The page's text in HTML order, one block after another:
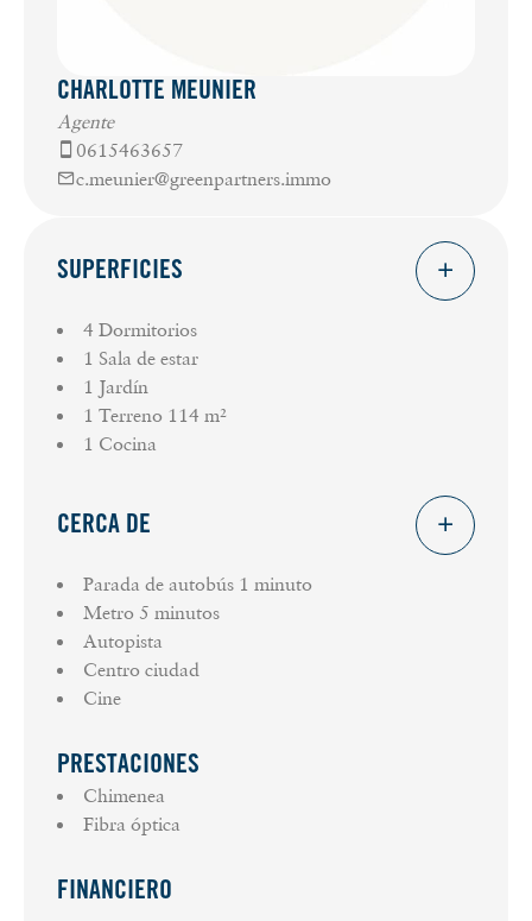
CHARLOTTE MEUNIER
Agente
0615463657
c.meunier@greenpartners.immo
SUPERFICIES
4 Dormitorios
1 Sala de estar
1 Jardín
1 Terreno 114 m²
1 Cocina
CERCA DE
Parada de autobús 1 minuto
Metro 5 minutos
Autopista
Centro ciudad
Cine
PRESTACIONES
Chimenea
Fibra óptica
FINANCIERO